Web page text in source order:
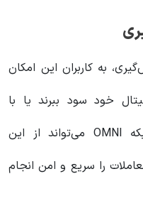
به کاربران این امکان
خود سود ببرند یا با
استفاده از آن‌ها وام بگیرند. شبکه OMNI می‌تواند از این
را سریع و امن انجام